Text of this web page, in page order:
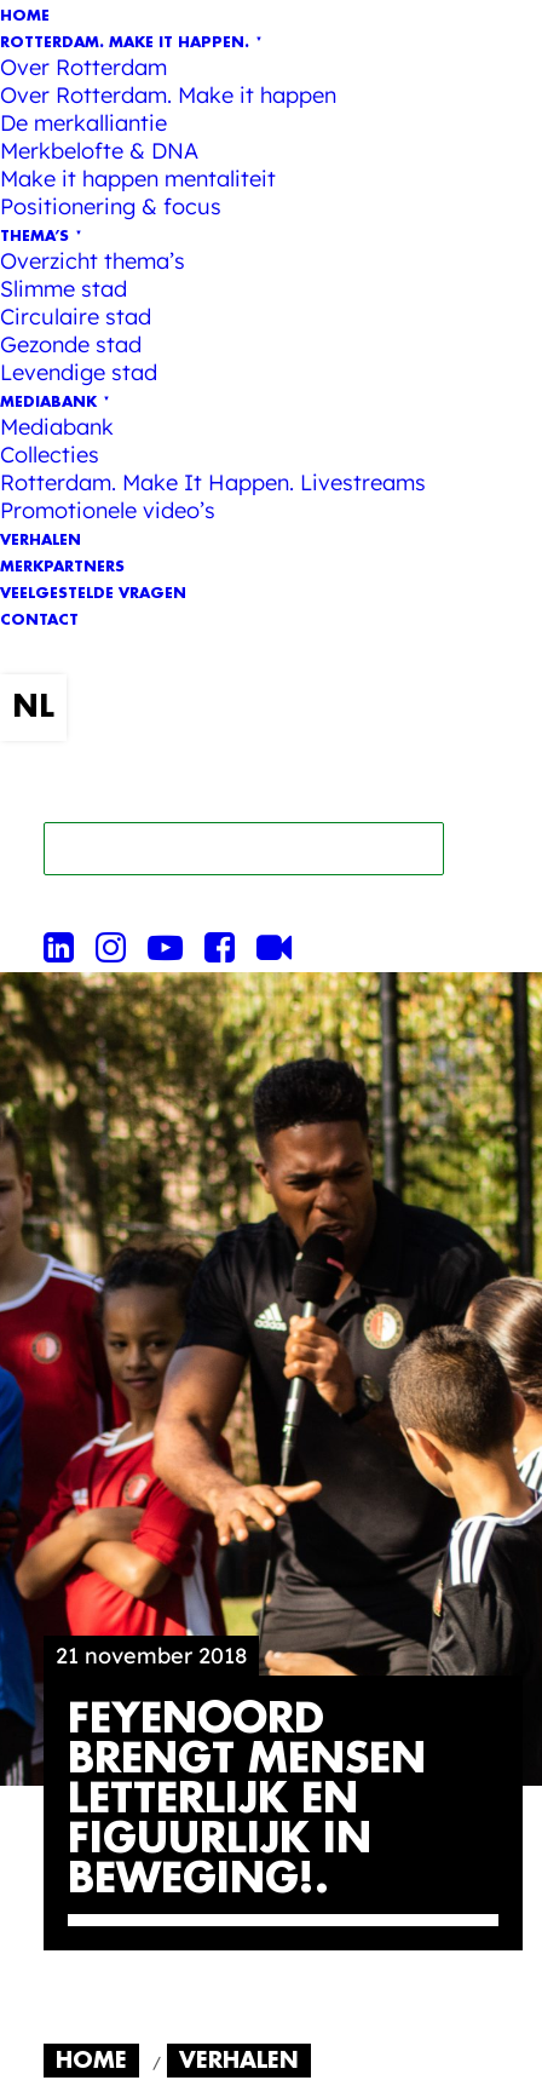
HOME
ROTTERDAM. MAKE IT HAPPEN.
Over Rotterdam
Over Rotterdam. Make it happen
De merkalliantie
Merkbelofte & DNA
Make it happen mentaliteit
Positionering & focus
THEMA’S
Overzicht thema’s
Slimme stad
Circulaire stad
Gezonde stad
Levendige stad
MEDIABANK
Mediabank
Collecties
Rotterdam. Make It Happen. Livestreams
Promotionele video’s
VERHALEN
MERKPARTNERS
VEELGESTELDE VRAGEN
CONTACT
21 november 2018
FEYENOORD
BRENGT MENSEN
LETTERLIJK EN
FIGUURLIJK IN
BEWEGING!
HOME
VERHALEN